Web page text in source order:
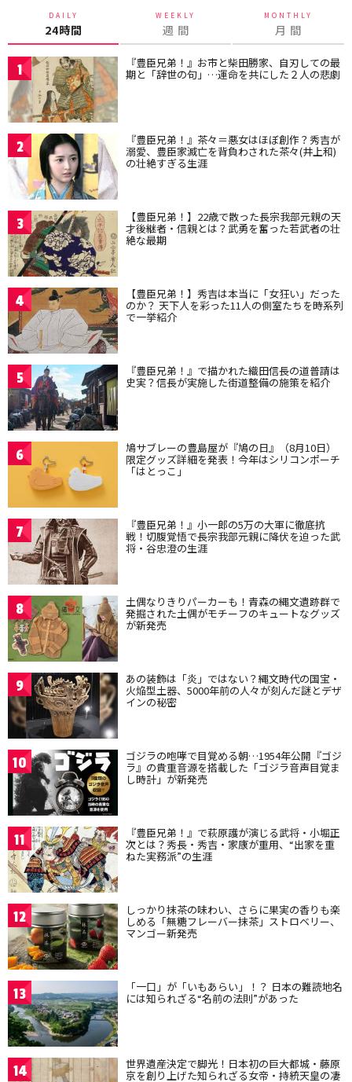
DAILY
24時間
WEEKLY
週 間
MONTHLY
月 間
1 『豊臣兄弟！』お市と柴田勝家、自刃しての最
期と「辞世の句」…運命を共にした２人の悲劇
2 『豊臣兄弟！』茶々＝悪女はほぼ創作？秀吉が
溺愛、豊臣家滅亡を背負わされた茶々(井上和)
の壮絶すぎる生涯
3 【豊臣兄弟！】22歳で散った長宗我部元親の天
才後継者・信親とは？武勇を奮った若武者の壮
絶な最期
4 【豊臣兄弟！】秀吉は本当に「女狂い」だった
のか？ 天下人を彩った11人の側室たちを時系列
で一挙紹介
5 『豊臣兄弟！』で描かれた織田信長の道普請は
史実？信長が実施した街道整備の施策を紹介
6 鳩サブレーの豊島屋が『鳩の日』（8月10日）
限定グッズ詳細を発表！今年はシリコンポーチ
「はとっこ」
7 『豊臣兄弟！』小一郎の5万の大軍に徹底抗
戦！切腹覚悟で長宗我部元親に降伏を迫った武
将・谷忠澄の生涯
8 土偶なりきりパーカーも！青森の縄文遺跡群で
発掘された土偶がモチーフのキュートなグッズ
が新発売
9 あの装飾は「炎」ではない？縄文時代の国宝・
火焔型土器、5000年前の人々が刻んだ謎とデザ
インの秘密
10 ゴジラの咆哮で目覚める朝…1954年公開『ゴジ
ラ』の貴重音源を搭載した「ゴジラ音声目覚ま
し時計」が新発売
11 『豊臣兄弟！』で萩原護が演じる武将・小堀正
次とは？秀長・秀吉・家康が重用、“出家を重
ねた実務派”の生涯
12 しっかり抹茶の味わい、さらに果実の香りも楽
しめる「無糖フレーバー抹茶」ストロベリー、
マンゴー新発売
13 「一口」が「いもあらい」！？ 日本の難読地名
には知られざる“名前の法則”があった
14 世界遺産決定で脚光！日本初の巨大都城・藤原
京を創り上げた知られざる女帝・持統天皇の凄